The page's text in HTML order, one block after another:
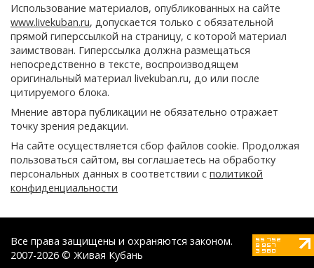
Использование материалов, опубликованных на сайте
www.livekuban.ru, допускается только с обязательной
прямой гиперссылкой на страницу, с которой материал
заимствован. Гиперссылка должна размещаться
непосредственно в тексте, воспроизводящем
оригинальный материал livekuban.ru, до или после
цитируемого блока.
Мнение автора публикации не обязательно отражает
точку зрения редакции.
На сайте осуществляется сбор файлов cookie. Продолжая
пользоваться сайтом, вы соглашаетесь на обработку
персональных данных в соответствии с политикой
конфиденциальности
Все права защищены и охраняются законом.
2007-2026 © Живая Кубань